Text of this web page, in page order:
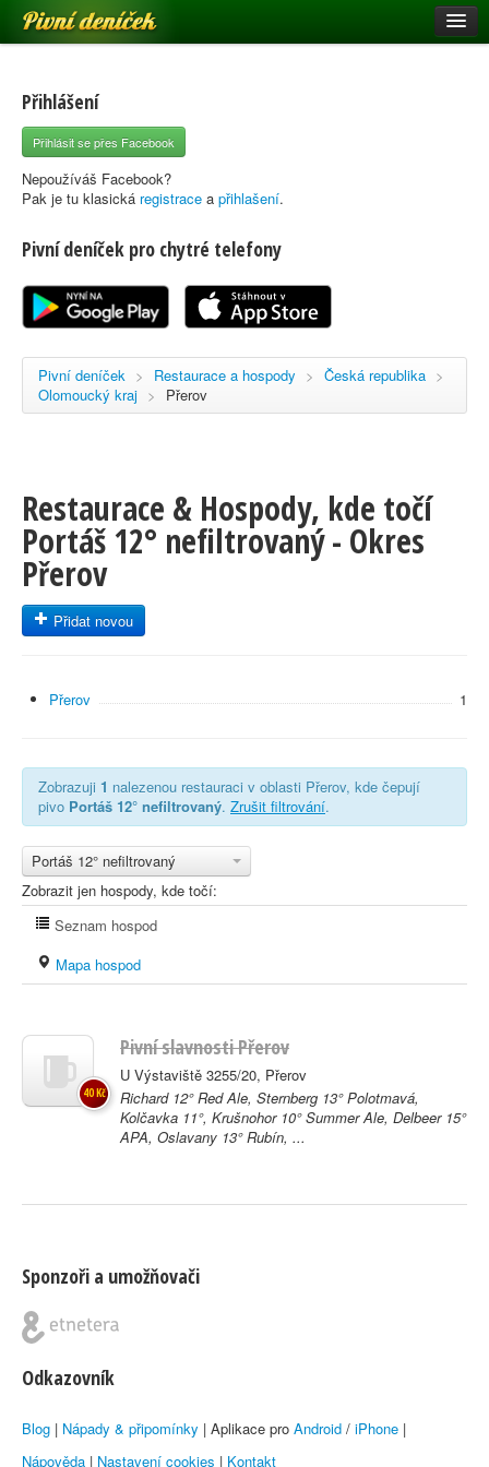
Pivní deníček
Pivní mapa
Pivní značky
Nápověda
Registrace
Přihlášení
Přihlásit se přes Facebook
Nepoužíváš Facebook?
Pak je tu klasická registrace a přihlašení.
Pivní deníček pro chytré telefony
Pivní deníček > Restaurace a hospody > Česká republika >
Olomoucký kraj > Přerov
Restaurace & Hospody, kde točí
Portáš 12° nefiltrovaný - Okres
Přerov
Přidat novou
Přerov 1
Zobrazuji 1 nalezenou restauraci v oblasti Přerov, kde čepují
pivo Portáš 12° nefiltrovaný. Zrušit filtrování.
Portáš 12° nefiltrovaný
Zobrazit jen hospody, kde točí:
Seznam hospod
Mapa hospod
Pivní slavnosti Přerov
U Výstaviště 3255/20, Přerov
Richard 12° Red Ale, Sternberg 13° Polotmavá,
Kolčavka 11°, Krušnohor 10° Summer Ale, Delbeer 15°
APA, Oslavany 13° Rubín, ...
40 Kč
Sponzoři a umožňovači
Odkazovník
Blog | Nápady & připomínky | Aplikace pro Android / iPhone |
Nápověda | Nastavení cookies | Kontakt